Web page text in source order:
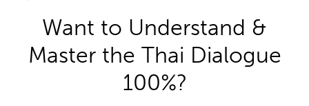
Want to Understand &
Master the Thai Dialogue
100%?